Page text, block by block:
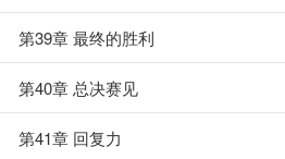
第39章 最终的胜利
第40章 总决赛见
第41章 回复力